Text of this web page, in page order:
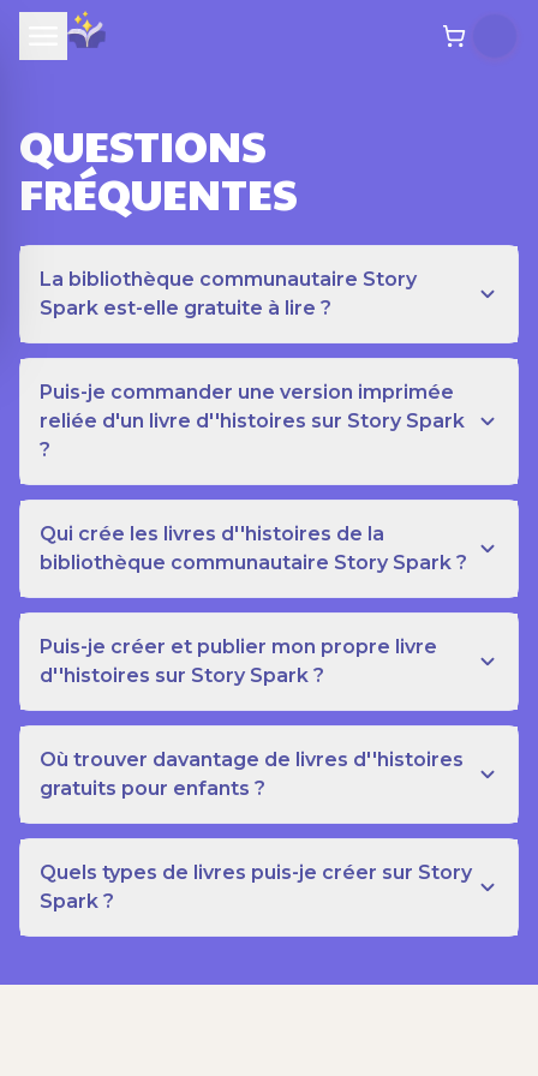
QUESTIONS
FRÉQUENTES
La bibliothèque communautaire Story
Spark est-elle gratuite à lire ?
Puis-je commander une version imprimée
reliée d'un livre d''histoires sur Story Spark
?
Qui crée les livres d''histoires de la
bibliothèque communautaire Story Spark ?
Puis-je créer et publier mon propre livre
d''histoires sur Story Spark ?
Où trouver davantage de livres d''histoires
gratuits pour enfants ?
Quels types de livres puis-je créer sur Story
Spark ?